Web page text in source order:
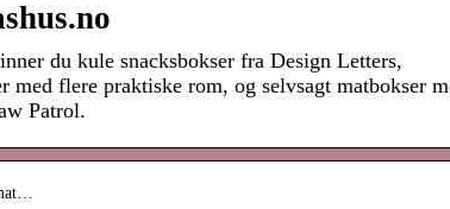
du kule snacksbokser fra Design Letters,
med flere praktiske rom, og selvsagt matbokser
Patrol.